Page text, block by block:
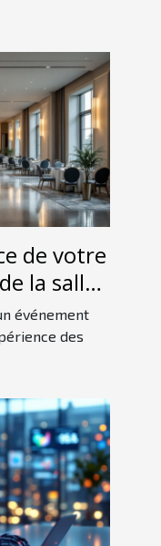
de votre
la salle
événement
des